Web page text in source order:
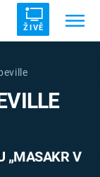
ŽIVĚ
VÁLKA
„MASAKR V